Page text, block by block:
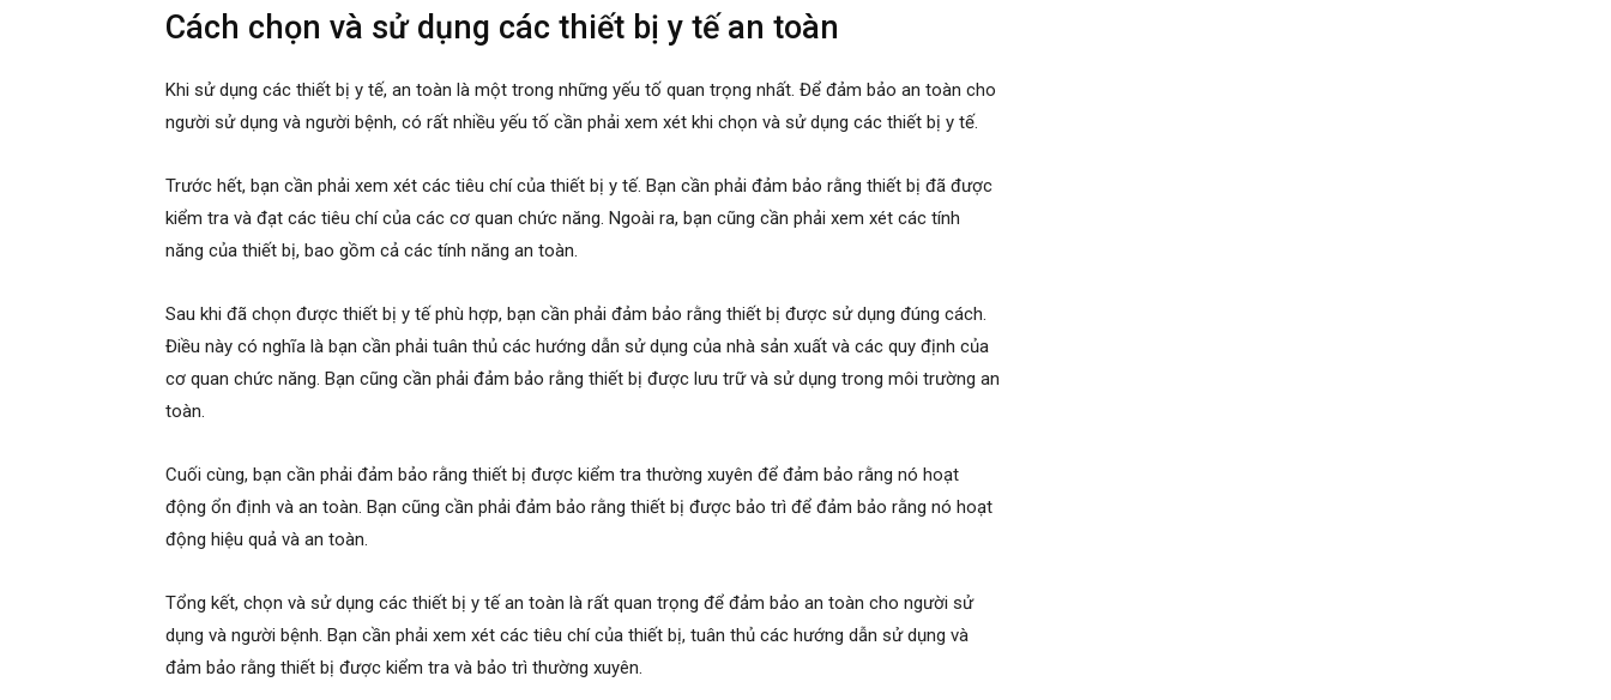
Cách chọn và sử dụng các thiết bị y tế an toàn
Khi sử dụng các thiết bị y tế, an toàn là một trong những yếu tố quan trọng nhất. Để đảm bảo an toàn cho
người sử dụng và người bệnh, có rất nhiều yếu tố cần phải xem xét khi chọn và sử dụng các thiết bị y tế.
Trước hết, bạn cần phải xem xét các tiêu chí của thiết bị y tế. Bạn cần phải đảm bảo rằng thiết bị đã được
kiểm tra và đạt các tiêu chí của các cơ quan chức năng. Ngoài ra, bạn cũng cần phải xem xét các tính
năng của thiết bị, bao gồm cả các tính năng an toàn.
Sau khi đã chọn được thiết bị y tế phù hợp, bạn cần phải đảm bảo rằng thiết bị được sử dụng đúng cách.
Điều này có nghĩa là bạn cần phải tuân thủ các hướng dẫn sử dụng của nhà sản xuất và các quy định của
cơ quan chức năng. Bạn cũng cần phải đảm bảo rằng thiết bị được lưu trữ và sử dụng trong môi trường an
toàn.
Cuối cùng, bạn cần phải đảm bảo rằng thiết bị được kiểm tra thường xuyên để đảm bảo rằng nó hoạt
động ổn định và an toàn. Bạn cũng cần phải đảm bảo rằng thiết bị được bảo trì để đảm bảo rằng nó hoạt
động hiệu quả và an toàn.
Tổng kết, chọn và sử dụng các thiết bị y tế an toàn là rất quan trọng để đảm bảo an toàn cho người sử
dụng và người bệnh. Bạn cần phải xem xét các tiêu chí của thiết bị, tuân thủ các hướng dẫn sử dụng và
đảm bảo rằng thiết bị được kiểm tra và bảo trì thường xuyên.